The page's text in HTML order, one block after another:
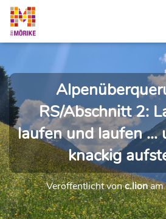
RS/Abschnitt 2:
laufen und laufen …
knackig
Veröffentlicht vonc.lionam